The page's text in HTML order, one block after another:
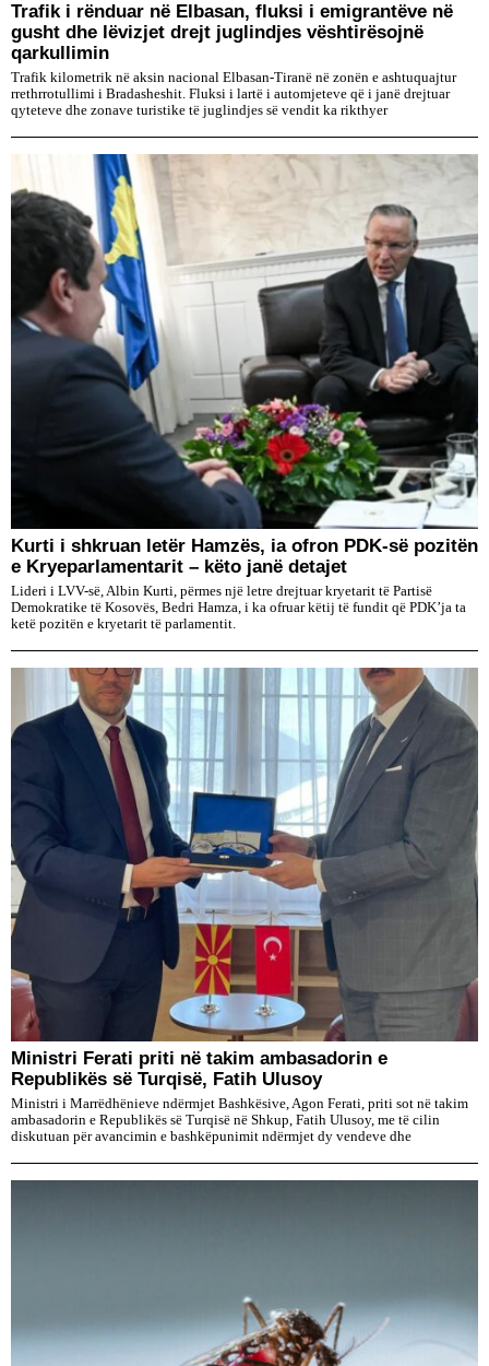
Trafik i rënduar në Elbasan, fluksi i emigrantëve në
gusht dhe lëvizjet drejt juglindjes vështirësojnë
qarkullimin
Trafik kilometrik në aksin nacional Elbasan-Tiranë në zonën e ashtuquajtur
rrethrrotullimi i Bradasheshit. Fluksi i lartë i automjeteve që i janë drejtuar
qyteteve dhe zonave turistike të juglindjes së vendit ka rikthyer
Kurti i shkruan letër Hamzës, ia ofron PDK-së pozitën
e Kryeparlamentarit – këto janë detajet
Lideri i LVV-së, Albin Kurti, përmes një letre drejtuar kryetarit të Partisë
Demokratike të Kosovës, Bedri Hamza, i ka ofruar këtij të fundit që PDK’ja ta
ketë pozitën e kryetarit të parlamentit.
Ministri Ferati priti në takim ambasadorin e
Republikës së Turqisë, Fatih Ulusoy
Ministri i Marrëdhënieve ndërmjet Bashkësive, Agon Ferati, priti sot në takim
ambasadorin e Republikës së Turqisë në Shkup, Fatih Ulusoy, me të cilin
diskutuan për avancimin e bashkëpunimit ndërmjet dy vendeve dhe